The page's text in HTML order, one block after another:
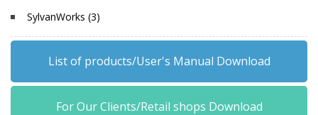
SylvanWorks (3)
List of products/User's Manual Download
For Our Clients/Retail shops Download